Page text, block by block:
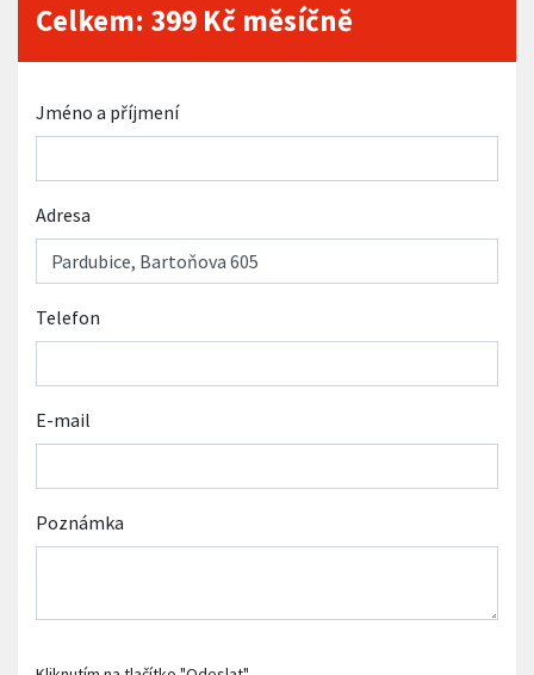
Celkem: 399 Kč měsíčně
Jméno a příjmení
Adresa
Telefon
E-mail
Poznámka